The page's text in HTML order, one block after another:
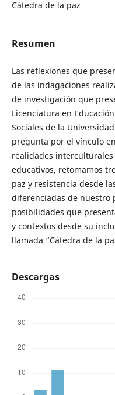
Cátedra de la paz
Resumen
Las reflexiones que
de las indagaciones
de investigación que
Licenciatura en
Sociales de la
pregunta por el vínculo
realidades
educativos, retomamos
paz y resistencia desde
diferenciadas de nuestro
posibilidades que
y contextos desde su
llamada “Cátedra de la
Descargas